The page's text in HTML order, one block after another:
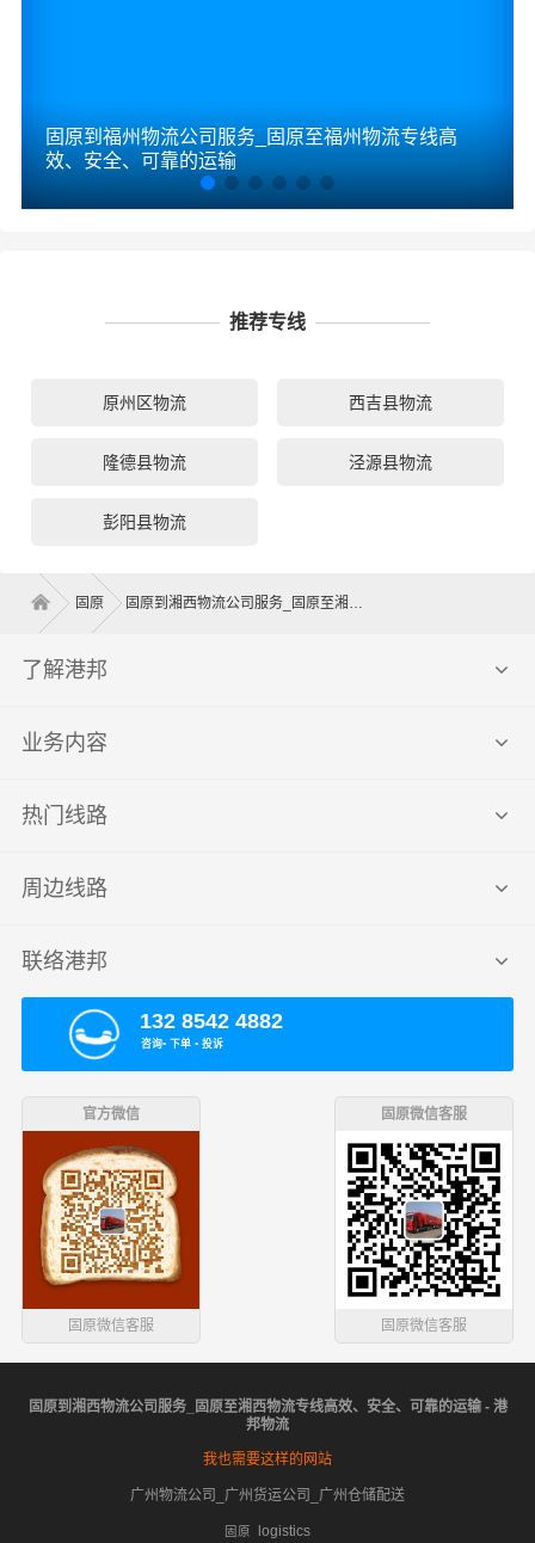
固原到福州物流公司服务_固原至福州物流专线高
效、安全、可靠的运输
推荐专线
原州区物流 西吉县物流
隆德县物流 泾源县物流
彭阳县物流
固原 固原到湘西物流公司服务_固原至湘西物流专线高效、安全、可靠的运输
了解港邦
业务内容
热门线路
周边线路
联络港邦
132 8542 4882
咨询▪ 下单 ▪ 投诉
官方微信
固原微信客服
固原微信客服
固原微信客服
固原到湘西物流公司服务_固原至湘西物流专线高效、安全、可靠的运输 - 港
邦物流
我也需要这样的网站
广州物流公司_广州货运公司_广州仓储配送
固原 logistics